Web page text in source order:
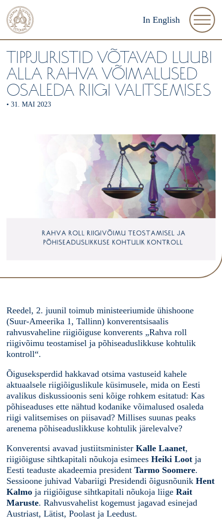
In English
TIPPJURISTID VÕTAVAD LUUBI
ALLA RAHVA VÕIMALUSED
OSALEDA RIIGI VALITSEMISES
• 31. MAI 2023
Reedel, 2. juunil toimub ministeeriumide ühishoone
(Suur-Ameerika 1, Tallinn) konverentsisaalis
rahvusvaheline riigiõiguse konverents „Rahva roll
riigivõimu teostamisel ja põhiseaduslikkuse kohtulik
kontroll“.
Õiguseksperdid hakkavad otsima vastuseid kahele
aktuaalsele riigiõiguslikule küsimusele, mida on Eesti
avalikus diskussioonis seni kõige rohkem esitatud: Kas
põhiseaduses ette nähtud kodanike võimalused osaleda
riigi valitsemises on piisavad? Millises suunas peaks
arenema põhiseaduslikkuse kohtulik järelevalve?
Konverentsi avavad justiitsminister Kalle Laanet,
riigiõiguse sihtkapitali nõukoja esimees Heiki Lootja
Eesti teaduste akadeemia president Tarmo Soomere.
Sessioone juhivad Vabariigi Presidendi õigusnõunik Hent
Kalmoja riigiõiguse sihtkapitali nõukoja liige Rait
Maruste. Rahvusvahelist kogemust jagavad esinejad
Austriast, Lätist, Poolast ja Leedust.